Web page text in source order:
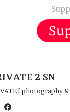
2 SN
[ photography
Website